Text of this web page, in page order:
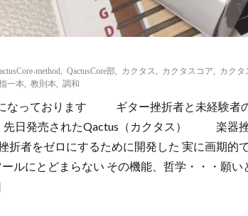
method QactusCore部 カクタス カクタスコア カクタ
一本 教則本 調和
なっております ギター挫折者と未経験者
先日発売されたQactus（カクタス） 楽器
折者をゼロにするために開発した 実に画期的
とどまらない その機能、哲学・・・願い